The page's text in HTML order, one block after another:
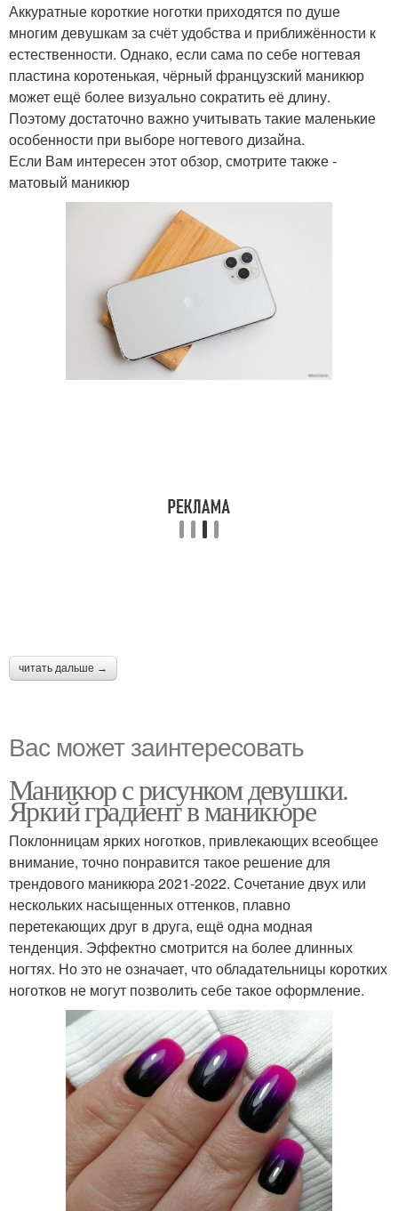
Аккуратные короткие ноготки приходятся по душе
многим девушкам за счёт удобства и приближённости к
естественности. Однако, если сама по себе ногтевая
пластина коротенькая, чёрный французский маникюр
может ещё более визуально сократить её длину.
Поэтому достаточно важно учитывать такие маленькие
особенности при выборе ногтевого дизайна.
Если Вам интересен этот обзор, смотрите также -
матовый маникюр
читать дальше →
Вас может заинтересовать
Маникюр с рисунком девушки.
Яркий градиент в маникюре
Поклонницам ярких ноготков, привлекающих всеобщее
внимание, точно понравится такое решение для
трендового маникюра 2021-2022. Сочетание двух или
нескольких насыщенных оттенков, плавно
перетекающих друг в друга, ещё одна модная
тенденция. Эффектно смотрится на более длинных
ногтях. Но это не означает, что обладательницы коротких
ноготков не могут позволить себе такое оформление.